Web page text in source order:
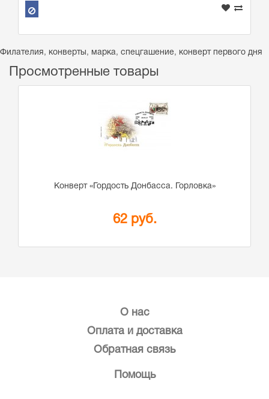
Филателия , конверты , марка, спецгашение, конверт первого дня
Просмотренные товары
Конверт «Гордость Донбасса. Горловка»
62 руб.
О нас
Оплата и доставка
Обратная связь
Помощь